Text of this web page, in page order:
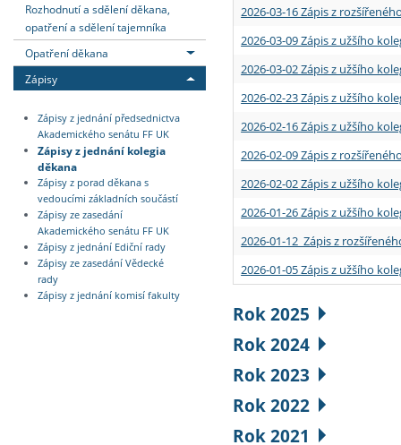
Rozhodnutí a sdělení děkana,
opatření a sdělení tajemníka
Opatření děkana
Zápisy
Zápisy z jednání předsednictva
Akademického senátu FF UK
Zápisy z jednání kolegia
děkana
Zápisy z porad děkana s
vedoucími základních součástí
Zápisy ze zasedání
Akademického senátu FF UK
Zápisy z jednání Ediční rady
Zápisy ze zasedání Vědecké
rady
Zápisy z jednání komisí fakulty
2026-03-16 Zápis z
2026-03-09 Zápis z užšího
2026-03-02 Zápis z užšího
2026-02-23 Zápis z užšího
2026-02-16 Zápis z užšího
2026-02-09 Zápis z
2026-02-02 Zápis z užšího
2026-01-26 Zápis z užšího
2026-01-12 Zápis z
2026-01-05 Zápis z užšího
Rok 2025
Rok 2024
Rok 2023
Rok 2022
Rok 2021